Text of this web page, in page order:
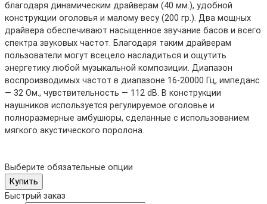
благодаря динамическим драйверам (40 мм.), удобной
конструкции оголовья и малому весу (200 гр.). Два мощных
драйвера обеспечивают насыщенное звучание басов и всего
спектра звуковых частот. Благодаря таким драйверам
пользователи могут всецело насладиться и ощутить
энергетику любой музыкальной композиции. Диапазон
воспроизводимых частот в диапазоне 16-20000 Гц, импеданс
— 32 Ом., чувствительность — 112 dB. В конструкции
наушников используется регулируемое оголовье и
полноразмерные амбушюры, сделанные с использованием
мягкого акустического поролона.
Выберите обязательные опции
Купить
Быстрый заказ